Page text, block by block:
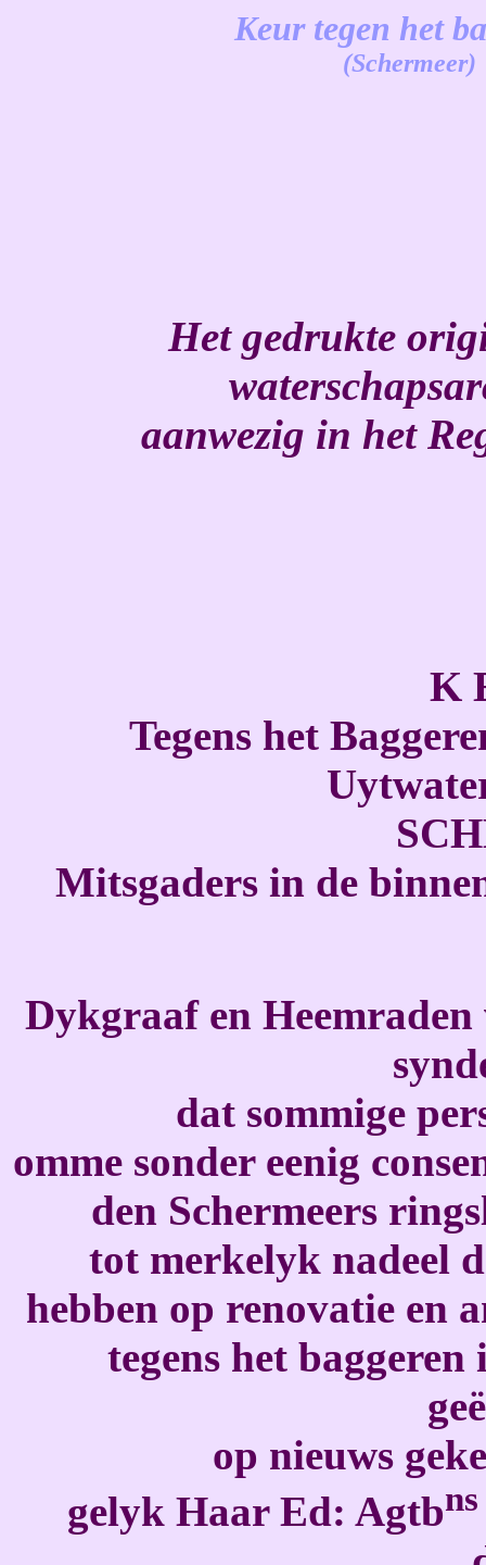
Keur tegen het
(Schermeer)
Het gedrukte
aanwezig in het
K
Tegens het
Mitsgaders in de
Dykgraaf en
dat sommige
omme sonder eenig
den Schermeers
tot merkelyk nadeel
hebben op renovatie en
tegens het baggeren
op nieuws
gelyk Haar Ed: Agtbns